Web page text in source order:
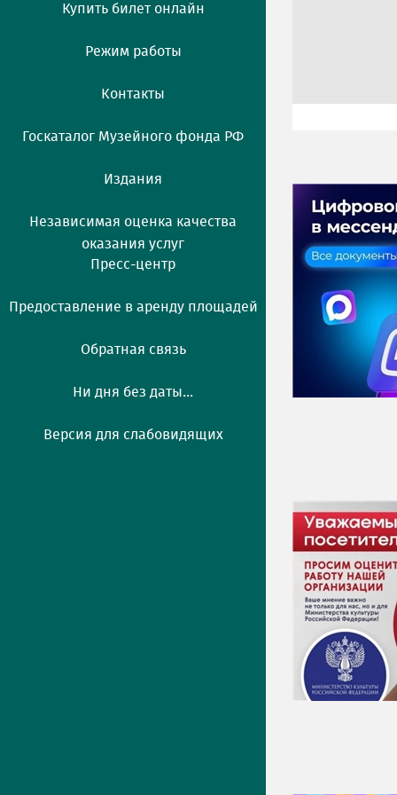
Купить билет онлайн
Режим работы
Контакты
Госкаталог Музейного фонда РФ
Издания
Независимая оценка качества
оказания услуг
Пресс-центр
Предоставление в аренду площадей
Обратная связь
Ни дня без даты...
Версия для слабовидящих